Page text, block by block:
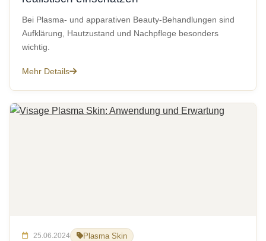
Bei Plasma- und apparativen Beauty-Behandlungen sind
Aufklärung, Hautzustand und Nachpflege besonders
wichtig.
Mehr Details
25.06.2024 Plasma Skin